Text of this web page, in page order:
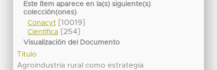
Este ítem aparece en la(s) siguiente(s)
colección(ones)
Conacyt[10019]
Científica[254]
Visualización del Documento
Título
Agroindustria rural como estrategia